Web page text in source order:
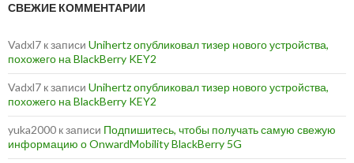
СВЕЖИЕ КОММЕНТАРИИ
Vadxl7 к записи Unihertz опубликовал тизер нового устройства,
похожего на BlackBerry KEY2
Vadxl7 к записи Unihertz опубликовал тизер нового устройства,
похожего на BlackBerry KEY2
yuka2000 к записи Подпишитесь, чтобы получать самую свежую
информацию о OnwardMobility BlackBerry 5G